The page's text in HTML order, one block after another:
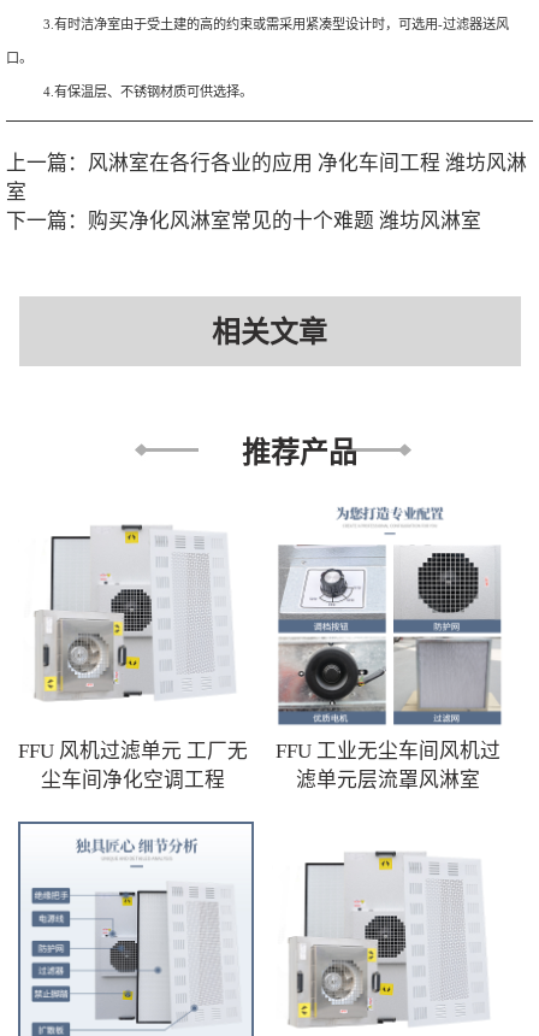
3.有时洁净室由于受土建的高的约束或需采用紧凑型设计时，可选用-过滤器送风
口。
4.有保温层、不锈钢材质可供选择。
上一篇： 风淋室在各行各业的应用 净化车间工程 潍坊风淋
室
下一篇： 购买净化风淋室常见的十个难题 潍坊风淋室
相关文章
推荐产品
FFU 风机过滤单元 工厂无
尘车间净化空调工程
FFU 工业无尘车间风机过
滤单元层流罩风淋室